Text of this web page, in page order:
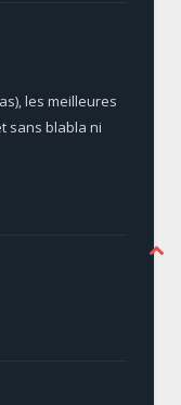
les meilleures
sans blabla ni